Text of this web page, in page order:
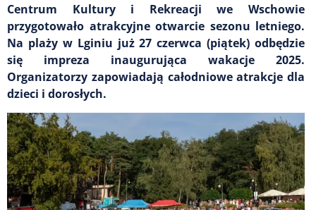
Centrum Kultury i Rekreacji we Wschowie
przygotowało atrakcyjne otwarcie sezonu letniego.
Na plaży w Lginiu już 27 czerwca (piątek) odbędzie
się impreza inaugurująca wakacje 2025.
Organizatorzy zapowiadają całodniowe atrakcje dla
dzieci i dorosłych.